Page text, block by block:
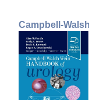
Campbell-